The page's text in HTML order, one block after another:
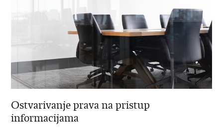
Ostvarivanje prava na pristup
informacijama